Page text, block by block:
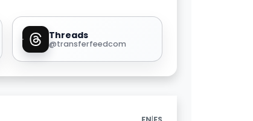
Threads
@transferfeedcom